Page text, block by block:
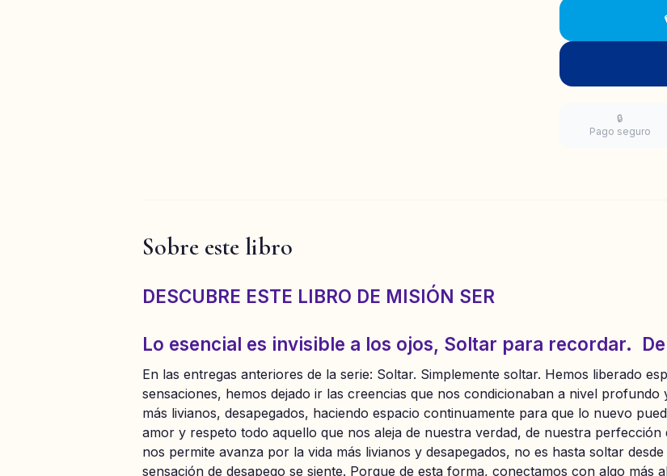
🔒
Pago seguro
Sobre este libro
DESCUBRE ESTE LIBRO DE MISIÓN SER
Lo esencial es invisible a los ojos, Soltar para recordar.
En las entregas anteriores de la serie: Soltar. Simplemente soltar. Hemos liberado
sensaciones, hemos dejado ir las creencias que nos condicionaban a nivel
más livianos, desapegados, haciendo espacio continuamente para que lo nuevo
amor y respeto todo aquello que nos aleja de nuestra verdad, de nuestra
nos permite avanza por la vida más livianos y desapegados, no es hasta soltar
sensación de desapego se siente. Porque de esta forma, conectamos con algo más